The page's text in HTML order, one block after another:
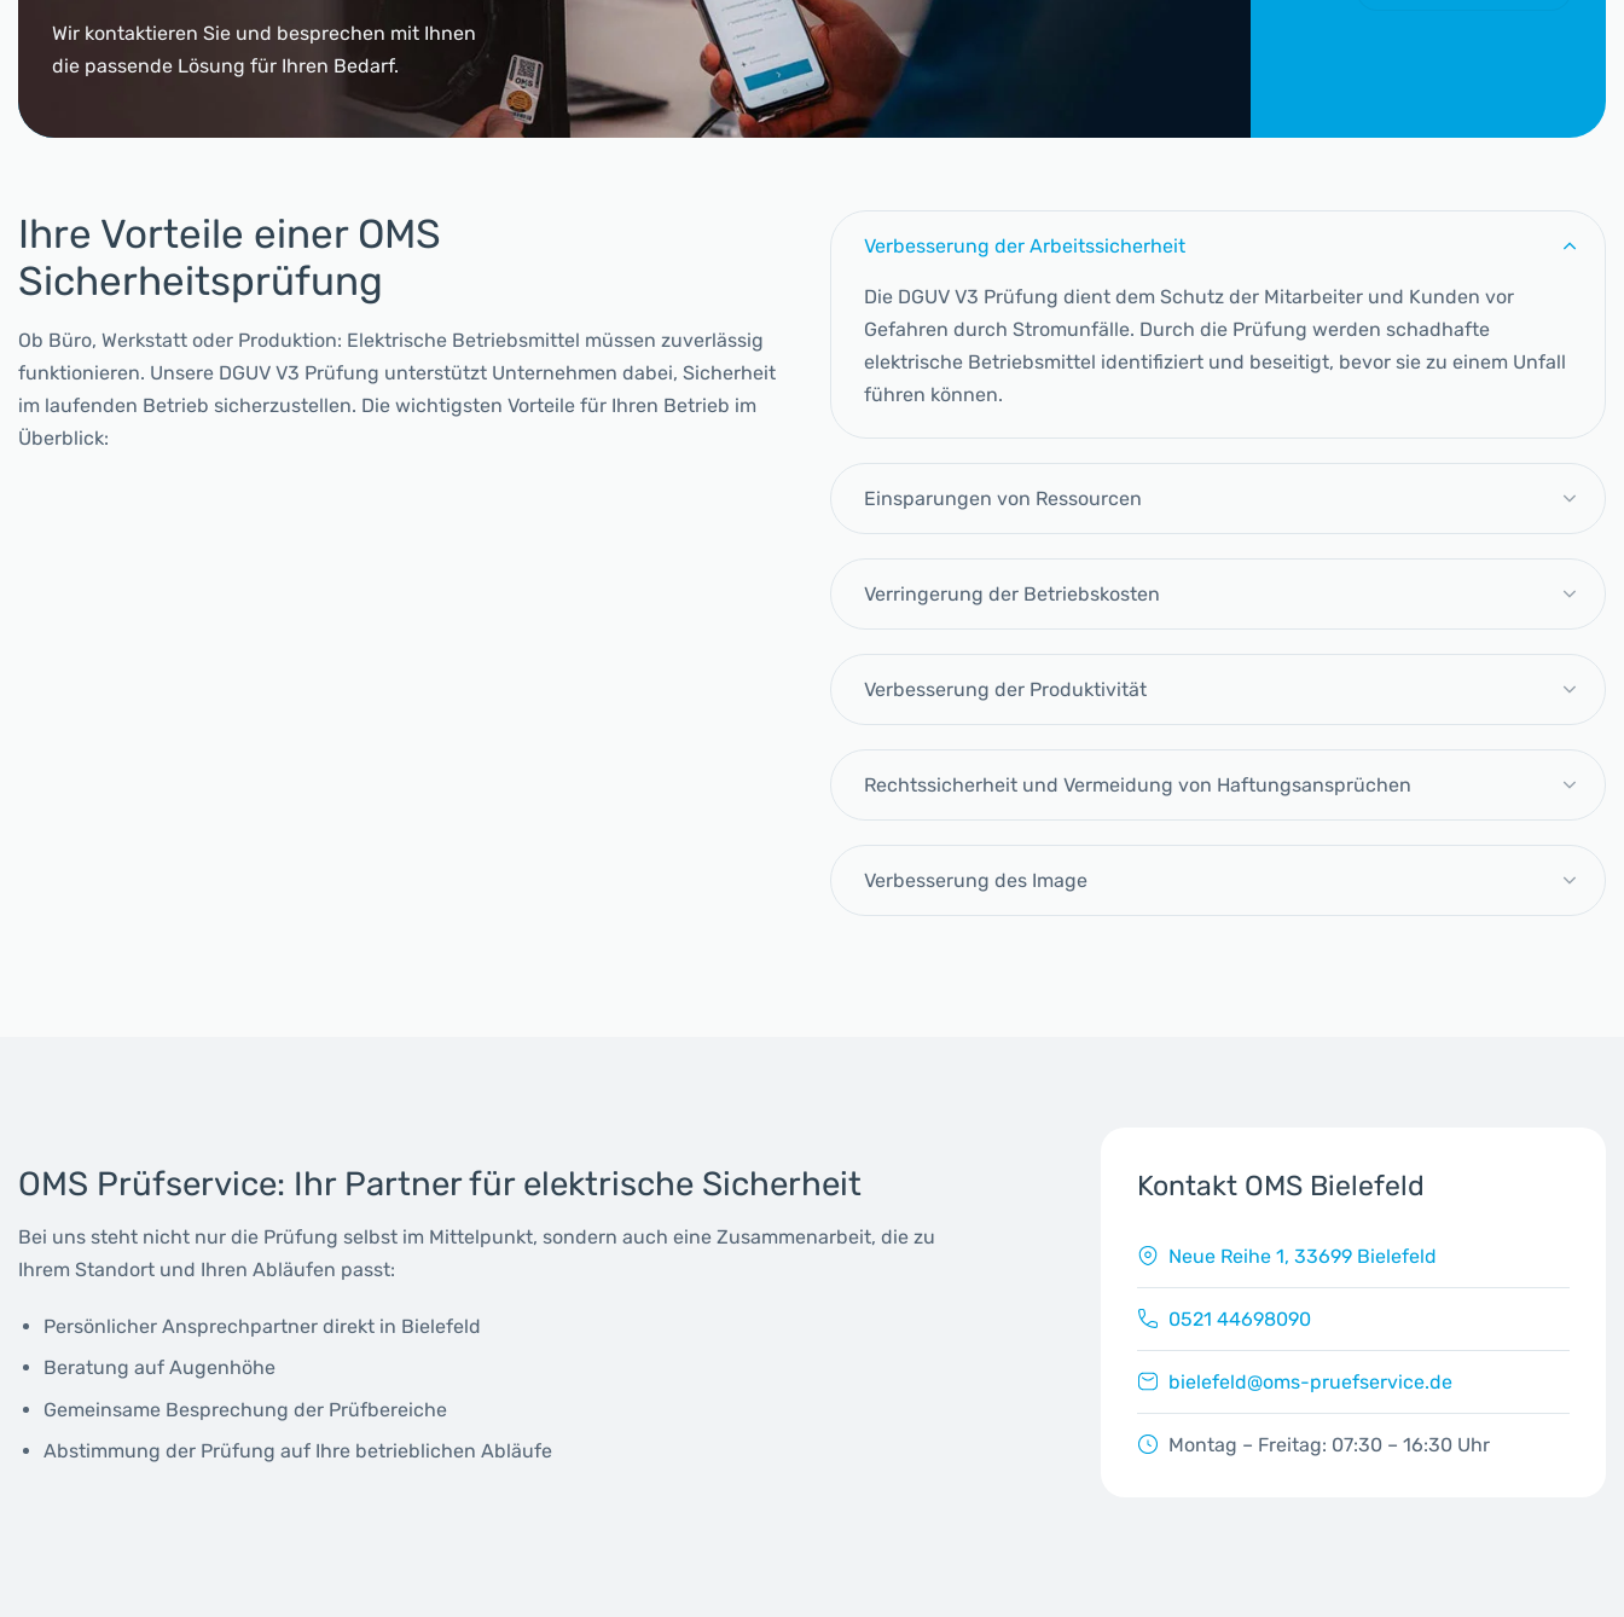
Wir kontaktieren Sie und besprechen mit Ihnen
die passende Lösung für Ihren Bedarf.
Ihre Vorteile einer OMS
Sicherheitsprüfung
Ob Büro, Werkstatt oder Produktion: Elektrische Betriebsmittel müssen zuverlässig
funktionieren. Unsere DGUV V3 Prüfung unterstützt Unternehmen dabei, Sicherheit
im laufenden Betrieb sicherzustellen. Die wichtigsten Vorteile für Ihren Betrieb im
Überblick:
Verbesserung der Arbeitssicherheit
Die DGUV V3 Prüfung dient dem Schutz der Mitarbeiter und Kunden vor
Gefahren durch Stromunfälle. Durch die Prüfung werden schadhafte
elektrische Betriebsmittel identifiziert und beseitigt, bevor sie zu einem Unfall
führen können.
Einsparungen von Ressourcen
Verringerung der Betriebskosten
Verbesserung der Produktivität
Rechtssicherheit und Vermeidung von Haftungsansprüchen
Verbesserung des Image
OMS Prüfservice: Ihr Partner für elektrische Sicherheit
Bei uns steht nicht nur die Prüfung selbst im Mittelpunkt, sondern auch eine Zusammenarbeit, die zu
Ihrem Standort und Ihren Abläufen passt:
Persönlicher Ansprechpartner direkt in Bielefeld
Beratung auf Augenhöhe
Gemeinsame Besprechung der Prüfbereiche
Abstimmung der Prüfung auf Ihre betrieblichen Abläufe
Kontakt OMS Bielefeld
Neue Reihe 1, 33699 Bielefeld
0521 44698090
bielefeld@oms-pruefservice.de
Montag – Freitag: 07:30 – 16:30 Uhr